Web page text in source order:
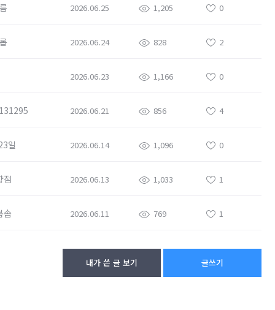
2026.06.25 1,205 0
2026.06.24 828 2
2026.06.23 1,166 0
2026.06.21 856 4
일 2026.06.14 1,096 0
점 2026.06.13 1,033 1
솜 2026.06.11 769 1
내가 쓴 글 보기 글쓰기